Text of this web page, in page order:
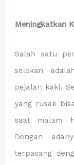
Meningkatkan
Salah satu
selokan
pejalan kaki.
yang rusak
saat malam
Dengan
terpasang